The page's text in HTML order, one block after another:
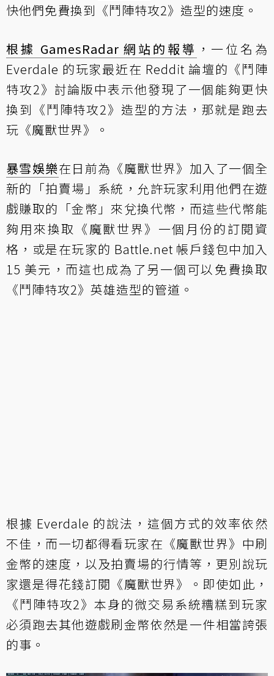
快他們免費換到《鬥陣特攻2》造型的速度。
根據 GamesRadar 網站的報導 ，一位名為
Everdale 的玩家最近在 Reddit 論壇的《鬥陣
特攻2》討論版中表示他發現了一個能夠更快
換到《鬥陣特攻2》造型的方法，那就是跑去
玩《魔獸世界》。
暴雪娛樂在日前為《魔獸世界》加入了一個全
新的「拍賣場」系統，允許玩家利用他們在遊
戲賺取的「金幣」來兌換代幣，而這些代幣能
夠用來換取《魔獸世界》一個月份的訂閱資
格，或是在玩家的 Battle.net 帳戶錢包中加入
15 美元，而這也成為了另一個可以免費換取
《鬥陣特攻2》英雄造型的管道。
根據 Everdale 的說法，這個方式的效率依然
不佳，而一切都得看玩家在《魔獸世界》中刷
金幣的速度，以及拍賣場的行情等，更別說玩
家還是得花錢訂閱《魔獸世界》。即使如此，
《鬥陣特攻2》本身的微交易系統糟糕到玩家
必須跑去其他遊戲刷金幣依然是一件相當誇張
的事。